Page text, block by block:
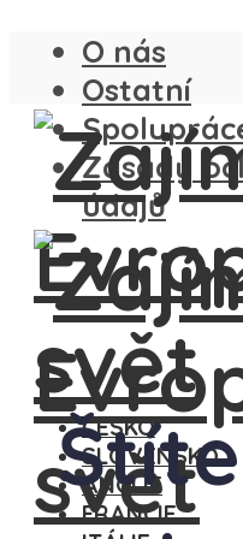
O nás
Ostatní
Zásady
údajů
ČESKO
SLOVENSKO
ANGLIE
FRANCIE